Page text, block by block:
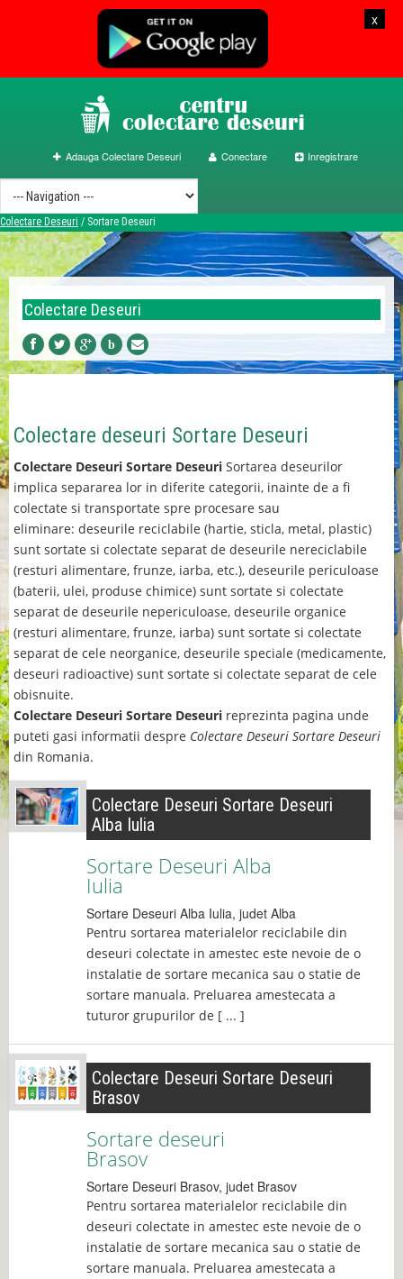
x
Adauga Colectare Deseuri Conectare Inregistrare
Colectare Deseuri / Sortare Deseuri
Colectare Deseuri
b
Colectare deseuri Sortare Deseuri
Colectare Deseuri Sortare Deseuri Sortarea deseurilor
implica separarea lor in diferite categorii, inainte de a fi
colectate si transportate spre procesare sau
eliminare: deseurile reciclabile (hartie, sticla, metal, plastic)
sunt sortate si colectate separat de deseurile nereciclabile
(resturi alimentare, frunze, iarba, etc.), deseurile periculoase
(baterii, ulei, produse chimice) sunt sortate si colectate
separat de deseurile nepericuloase, deseurile organice
(resturi alimentare, frunze, iarba) sunt sortate si colectate
separat de cele neorganice, deseurile speciale (medicamente,
deseuri radioactive) sunt sortate si colectate separat de cele
obisnuite.
Colectare Deseuri Sortare Deseuri reprezinta pagina unde
puteti gasi informatii despre Colectare Deseuri Sortare Deseuri
din Romania.
Colectare Deseuri Sortare Deseuri
Alba Iulia
Sortare Deseuri Alba
Iulia
Sortare Deseuri Alba Iulia, judet Alba
Pentru sortarea materialelor reciclabile din
deseuri colectate in amestec este nevoie de o
instalatie de sortare mecanica sau o statie de
sortare manuala. Preluarea amestecata a
tuturor grupurilor de [ ... ]
Colectare Deseuri Sortare Deseuri
Brasov
Sortare deseuri
Brasov
Sortare Deseuri Brasov, judet Brasov
Pentru sortarea materialelor reciclabile din
deseuri colectate in amestec este nevoie de o
instalatie de sortare mecanica sau o statie de
sortare manuala. Preluarea amestecata a